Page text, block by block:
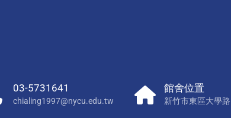
03-5731641
chialing1997@nycu.edu.tw
館舍位置
新竹市東區大學